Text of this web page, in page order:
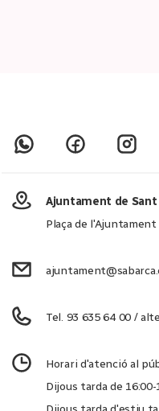
Ajuntament de Sant
Plaça de l'Ajuntament
Tel. 93 635 64 00 /
Horari d'atenció al
Dijous tarda de 16:00-